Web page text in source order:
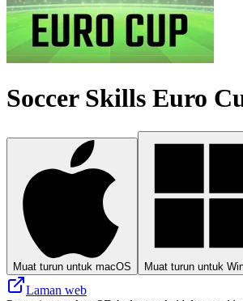
Soccer Skills Euro
Muat turun untuk macOS Muat turun untuk
Laman web